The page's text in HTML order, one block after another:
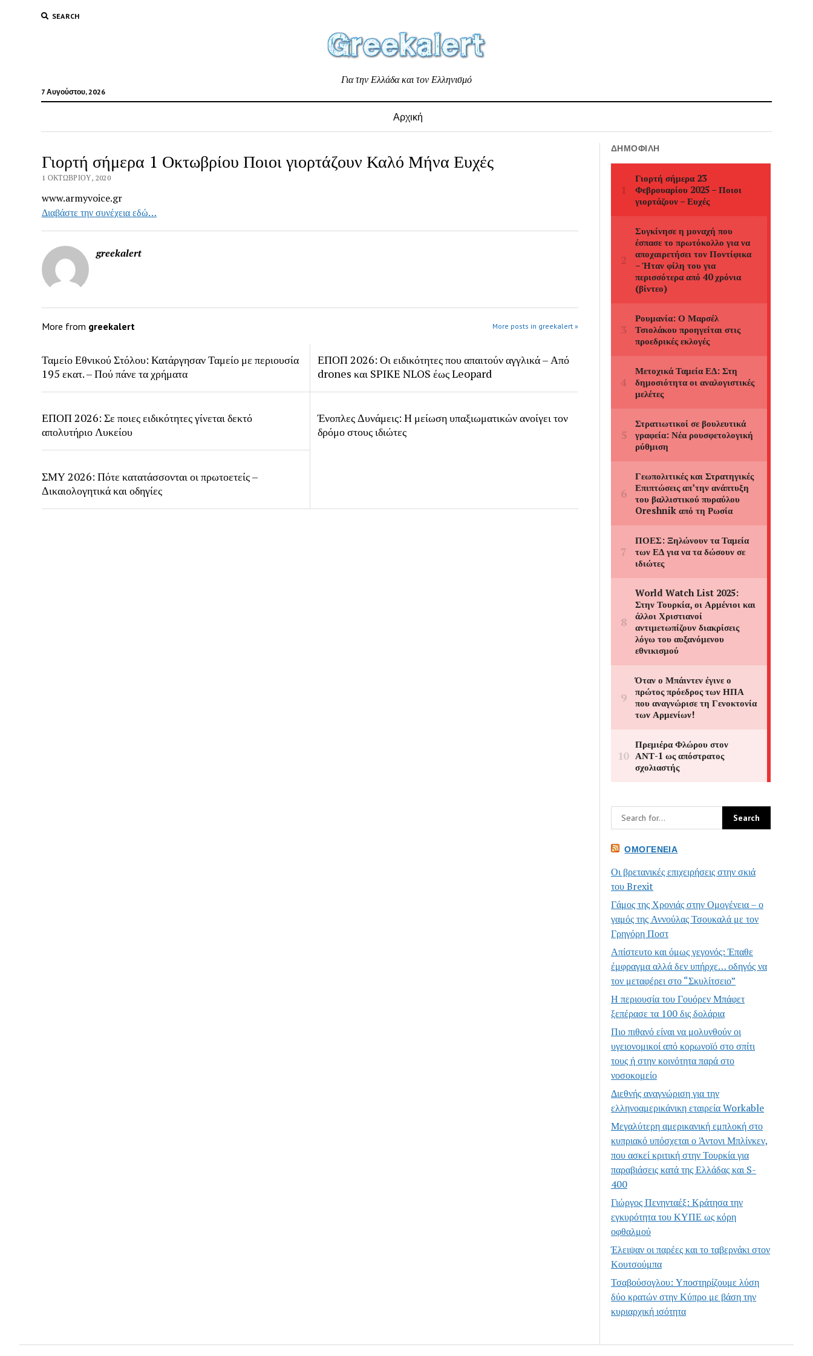
SEARCH
7 Αυγούστου, 2026
Για την Ελλάδα και τον Ελληνισμό
Αρχική
Γιορτή σήμερα 1 Οκτωβρίου Ποιοι γιορτάζουν Καλό Μήνα Ευχές
1 ΟΚΤΩΒΡΊΟΥ, 2020
www.armyvoice.gr
Διαβάστε την συνέχεια εδώ…
greekalert
More from greekalert More posts in greekalert »
Ταμείο Εθνικού Στόλου: Κατάργησαν Ταμείο με περιουσία
195 εκατ. – Πού πάνε τα χρήματα
ΕΠΟΠ 2026: Οι ειδικότητες που απαιτούν αγγλικά – Από
drones και SPIKE NLOS έως Leopard
ΕΠΟΠ 2026: Σε ποιες ειδικότητες γίνεται δεκτό
απολυτήριο Λυκείου
Ένοπλες Δυνάμεις: Η μείωση υπαξιωματικών ανοίγει τον
δρόμο στους ιδιώτες
ΣΜΥ 2026: Πότε κατατάσσονται οι πρωτοετείς –
Δικαιολογητικά και οδηγίες
ΔΗΜΟΦΙΛΉ
ΟΜΟΓΈΝΕΙΑ
Οι βρετανικές επιχειρήσεις στην σκιά
του Brexit
Γάμος της Χρονιάς στην Ομογένεια – ο
γαμός της Αννούλας Τσουκαλά με τον
Γρηγόρη Ποστ
Απίστευτο και όμως γεγονός: Έπαθε
έμφραγμα αλλά δεν υπήρχε… οδηγός να
τον μεταφέρει στο “Σκυλίτσειο”
Η περιουσία του Γουόρεν Μπάφετ
ξεπέρασε τα 100 δις δολάρια
Πιο πιθανό είναι να μολυνθούν οι
υγειονομικοί από κορωνοϊό στο σπίτι
τους ή στην κοινότητα παρά στο
νοσοκομείο
Διεθνής αναγνώριση για την
ελληνοαμερικάνικη εταιρεία Workable
Μεγαλύτερη αμερικανική εμπλοκή στο
κυπριακό υπόσχεται ο Άντονι Μπλίνκεν,
που ασκεί κριτική στην Τουρκία για
παραβιάσεις κατά της Ελλάδας και S-
400
Γιώργος Πενηνταέξ: Κράτησα την
εγκυρότητα του ΚΥΠΕ ως κόρη
οφθαλμού
Έλειψαν οι παρέες και το ταβερνάκι στον
Κουτσούμπα
Τσαβούσογλου: Υποστηρίζουμε λύση
δύο κρατών στην Κύπρο με βάση την
κυριαρχική ισότητα